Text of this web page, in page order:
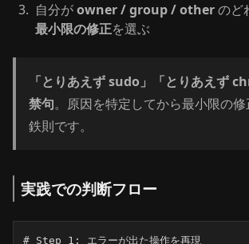
自分がowner / group / otherのど
最小限の修正を選ぶ
「とりあえず sudo」「とりあえず
禁句。原因を特定してから最小限の
鉄則です。
実践での判断フロー
# Step 1: エラーが出た操作を再現